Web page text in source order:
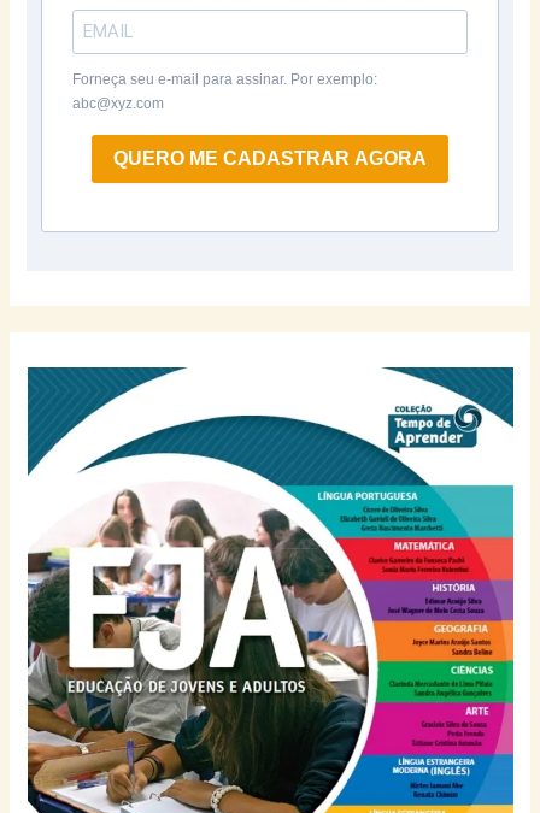
Forneça seu e-mail para assinar. Por exemplo:
abc@xyz.com
QUERO ME CADASTRAR AGORA